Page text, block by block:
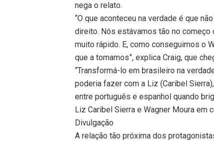
nega o relato.
“O que aconteceu na verdade é que
direito. Nós estávamos tão no
muito rápido. E, como conseguimos o
que a tomamos”, explica Craig, que
“Transformá-lo em brasileiro na
poderia fazer com a Liz (Caribel
entre português e espanhol quando
Liz Caribel Sierra e Wagner Moura em
Divulgação
A relação tão próxima dos